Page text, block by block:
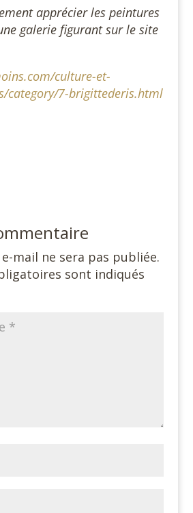
apprécier les peintures
galerie figurant sur le site
culture-et-
category/7-brigittederis.html
mail ne sera pas publiée.
sont indiqués